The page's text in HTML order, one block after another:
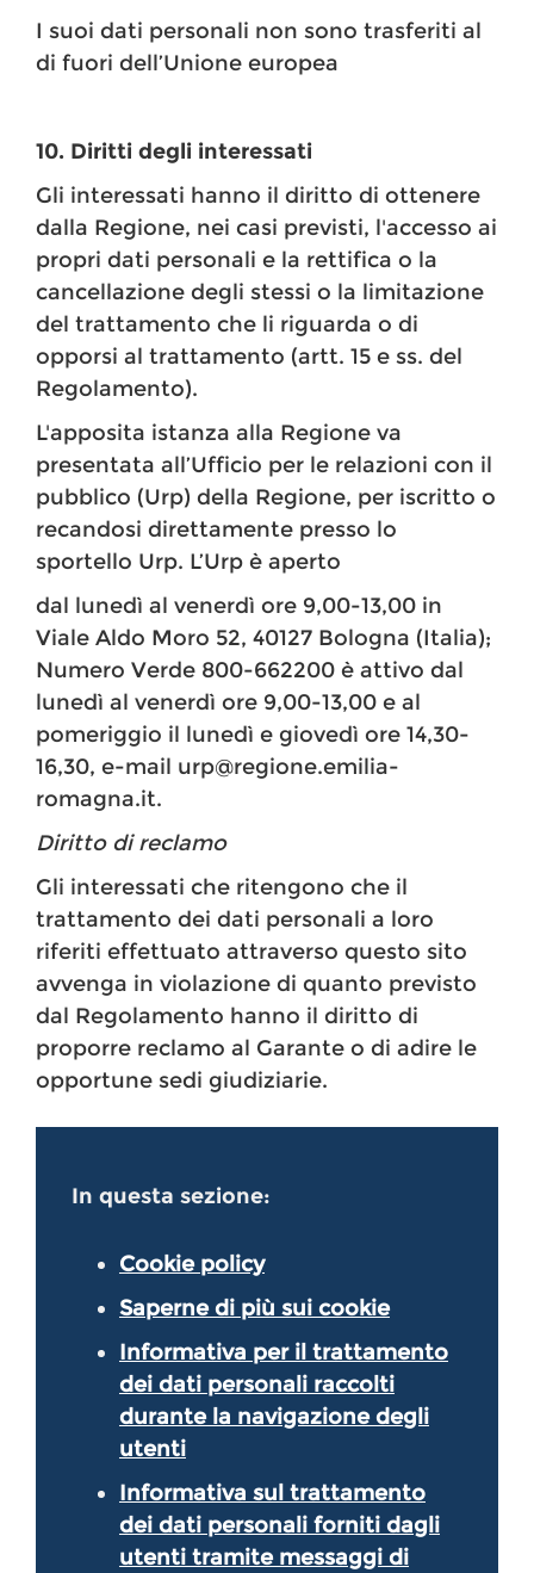
I suoi dati personali non sono trasferiti al
di fuori dell’Unione europea
10. Diritti degli interessati
Gli interessati hanno il diritto di ottenere
dalla Regione, nei casi previsti, l'accesso ai
propri dati personali e la rettifica o la
cancellazione degli stessi o la limitazione
del trattamento che li riguarda o di
opporsi al trattamento (artt. 15 e ss. del
Regolamento).
L'apposita istanza alla Regione va
presentata all’Ufficio per le relazioni con il
pubblico (Urp) della Regione, per iscritto o
recandosi direttamente presso lo
sportello Urp. L’Urp è aperto
dal lunedì al venerdì ore 9,00-13,00 in
Viale Aldo Moro 52, 40127 Bologna (Italia);
Numero Verde 800-662200 è attivo dal
lunedì al venerdì ore 9,00-13,00 e al
pomeriggio il lunedì e giovedì ore 14,30-
16,30, e-mail urp@regione.emilia-
romagna.it.
Diritto di reclamo
Gli interessati che ritengono che il
trattamento dei dati personali a loro
riferiti effettuato attraverso questo sito
avvenga in violazione di quanto previsto
dal Regolamento hanno il diritto di
proporre reclamo al Garante o di adire le
opportune sedi giudiziarie.
In questa sezione:
Cookie policy
Saperne di più sui cookie
Informativa per il trattamento
dei dati personali raccolti
durante la navigazione degli
utenti
Informativa sul trattamento
dei dati personali forniti dagli
utenti tramite messaggi di